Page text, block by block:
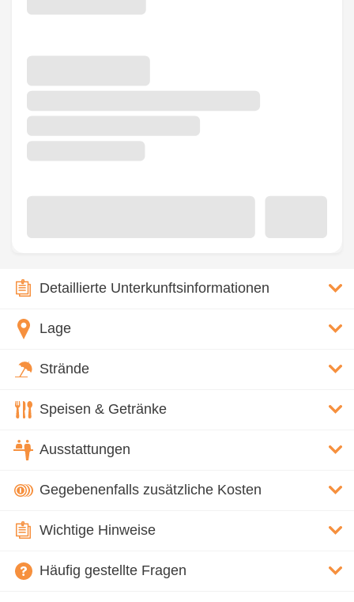
Detaillierte Unterkunftsinformationen
Lage
Strände
Speisen & Getränke
Ausstattungen
Gegebenenfalls zusätzliche Kosten
Wichtige Hinweise
Häufig gestellte Fragen